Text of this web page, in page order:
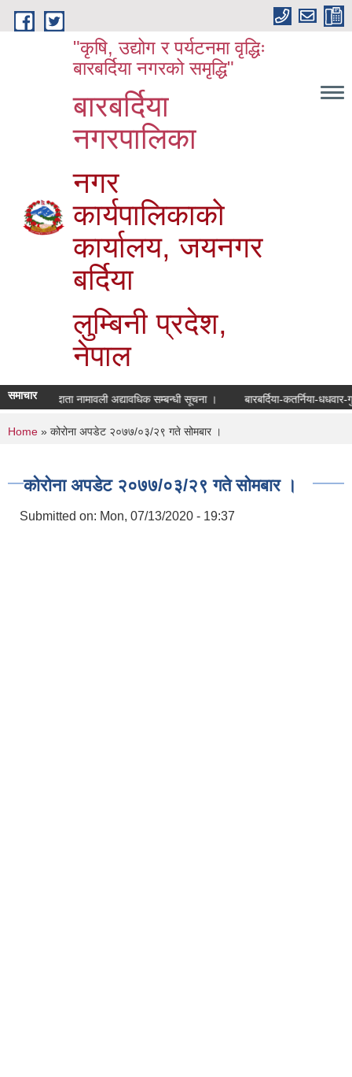
Skip to main content
"कृषि, उद्योग र पर्यटनमा वृद्धिः
बारबर्दिया नगरको समृद्धि"
बारबर्दिया
नगरपालिका
नगर
कार्यपालिकाको
कार्यालय, जयनगर
बर्दिया
लुम्बिनी प्रदेश,
नेपाल
समाचार मतदाता नामावली अद्यावधिक सम्बन्धी सूचना । बारबर्दिया-कतर्निया-
You are here
Home » कोरोना अपडेट २०७७/०३/२९ गते सोमबार ।
कोरोना अपडेट २०७७/०३/२९ गते सोमबार ।
Submitted on: Mon, 07/13/2020 - 19:37